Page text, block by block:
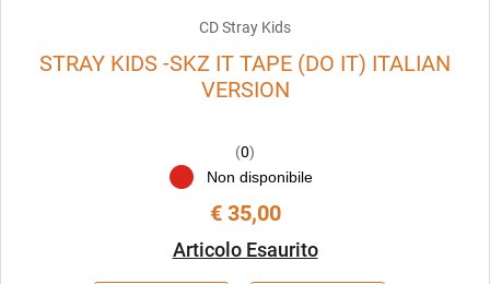
CD Stray Kids
STRAY KIDS -SKZ IT TAPE (DO IT) ITALIAN
VERSION
(0)
Non disponibile
€ 35,00
Articolo Esaurito